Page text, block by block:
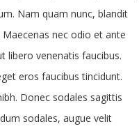
Nam quam nunc, blandit
nec odio et ante
libero venenatis faucibus.
eros faucibus tincidunt.
Donec sodales sagittis
sodales, augue velit